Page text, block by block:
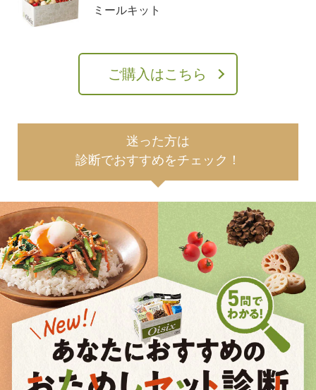
ミールキット
ご購入はこちら
迷った方は
診断でおすすめをチェック！